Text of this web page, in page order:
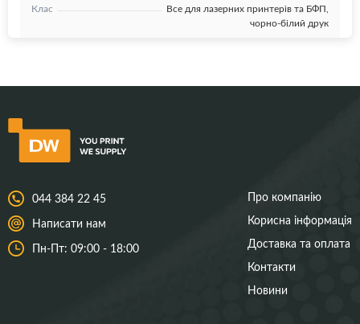
Клас
Все для лазерних принтерів та БФП,
чорно-білий друк
044 384 22 45
Написати нам
Пн-Пт: 09:00 - 18:00
Про компанію
Корисна інформація
Доставка та оплата
Контакти
Новини